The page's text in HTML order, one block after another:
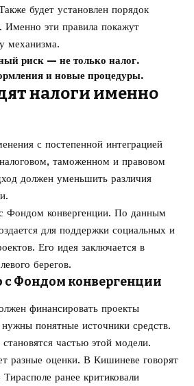
будет установлен порядок
Именно эти правила покажут
механизма.
риск — не только налог.
и новые процедуры.
налоги именно
с постепенной интеграцией
таможенном и правовом
должен уменьшить различия
Фондом конвергенции. По данным
для поддержки социальных и
Его идея заключается в
берегов.
с Фондом конвергенции
финансировать проекты
понятные источники средств.
частью этой модели.
разные оценки. В Кишиневе говорят
ранее критиковали